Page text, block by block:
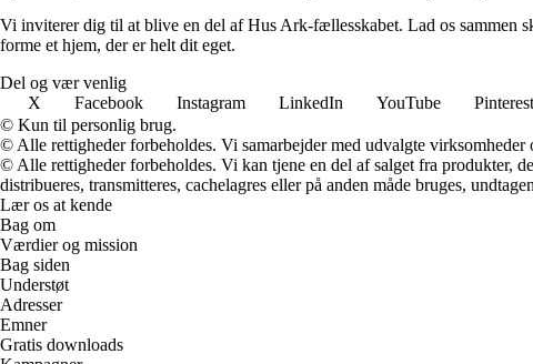
Vi inviterer dig til at blive en del af Hus Ark-fællesskabet. Lad os sammen
forme et hjem, der er helt dit eget.
Del og vær venlig
X
Facebook Instagram LinkedIn YouTube Pinterest
© Kun til personlig brug.
© Alle rettigheder forbeholdes. Vi samarbejder med udvalgte
© Alle rettigheder forbeholdes. Vi kan tjene en del af salget fra produkter,
distribueres, transmitteres, cachelagres eller på anden måde bruges,
Lær os at kende
Bag om
Værdier og mission
Bag siden
Understøt
Adresser
Emner
Gratis downloads